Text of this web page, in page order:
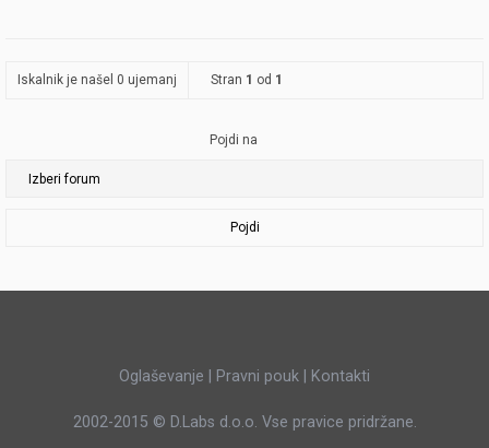
Iskalnik je našel 0 ujemanj Stran 1 od 1
Pojdi na
Pojdi
Oglaševanje Pravni pouk Kontakti
2002-2015 © D.Labs d.o.o. Vse pravice pridržane.